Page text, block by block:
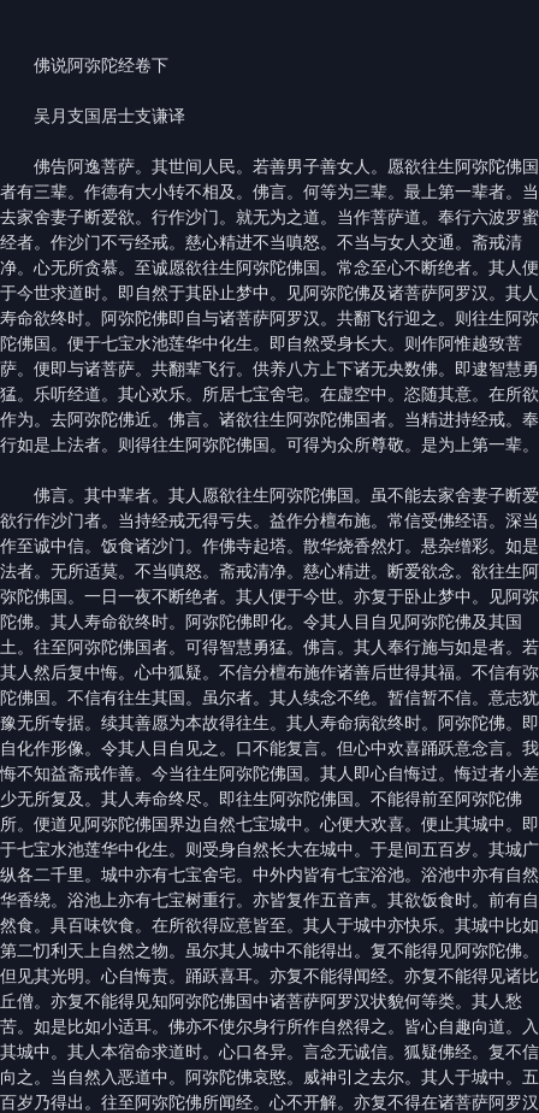
佛说阿弥陀经卷下
吴月支国居士支谦译
佛告阿逸菩萨。其世间人民。若善男子善女人。愿欲往生阿弥陀佛国
者有三辈。作德有大小转不相及。佛言。何等为三辈。最上第一辈者。当
去家舍妻子断爱欲。行作沙门。就无为之道。当作菩萨道。奉行六波罗蜜
经者。作沙门不亏经戒。慈心精进不当嗔怒。不当与女人交通。斋戒清
净。心无所贪慕。至诚愿欲往生阿弥陀佛国。常念至心不断绝者。其人便
于今世求道时。即自然于其卧止梦中。见阿弥陀佛及诸菩萨阿罗汉。其人
寿命欲终时。阿弥陀佛即自与诸菩萨阿罗汉。共翻飞行迎之。则往生阿弥
陀佛国。便于七宝水池莲华中化生。即自然受身长大。则作阿惟越致菩
萨。便即与诸菩萨。共翻辈飞行。供养八方上下诸无央数佛。即逮智慧勇
猛。乐听经道。其心欢乐。所居七宝舍宅。在虚空中。恣随其意。在所欲
作为。去阿弥陀佛近。佛言。诸欲往生阿弥陀佛国者。当精进持经戒。奉
行如是上法者。则得往生阿弥陀佛国。可得为众所尊敬。是为上第一辈。
佛言。其中辈者。其人愿欲往生阿弥陀佛国。虽不能去家舍妻子断爱
欲行作沙门者。当持经戒无得亏失。益作分檀布施。常信受佛经语。深当
作至诚中信。饭食诸沙门。作佛寺起塔。散华烧香然灯。悬杂缯彩。如是
法者。无所适莫。不当嗔怒。斋戒清净。慈心精进。断爱欲念。欲往生阿
弥陀佛国。一日一夜不断绝者。其人便于今世。亦复于卧止梦中。见阿弥
陀佛。其人寿命欲终时。阿弥陀佛即化。令其人目自见阿弥陀佛及其国
土。往至阿弥陀佛国者。可得智慧勇猛。佛言。其人奉行施与如是者。若
其人然后复中悔。心中狐疑。不信分檀布施作诸善后世得其福。不信有弥
陀佛国。不信有往生其国。虽尔者。其人续念不绝。暂信暂不信。意志犹
豫无所专据。续其善愿为本故得往生。其人寿命病欲终时。阿弥陀佛。即
自化作形像。令其人目自见之。口不能复言。但心中欢喜踊跃意念言。我
悔不知益斋戒作善。今当往生阿弥陀佛国。其人即心自悔过。悔过者小差
少无所复及。其人寿命终尽。即往生阿弥陀佛国。不能得前至阿弥陀佛
所。便道见阿弥陀佛国界边自然七宝城中。心便大欢喜。便止其城中。即
于七宝水池莲华中化生。则受身自然长大在城中。于是间五百岁。其城广
纵各二千里。城中亦有七宝舍宅。中外内皆有七宝浴池。浴池中亦有自然
华香绕。浴池上亦有七宝树重行。亦皆复作五音声。其欲饭食时。前有自
然食。具百味饮食。在所欲得应意皆至。其人于城中亦快乐。其城中比如
第二忉利天上自然之物。虽尔其人城中不能得出。复不能得见阿弥陀佛。
但见其光明。心自悔责。踊跃喜耳。亦复不能得闻经。亦复不能得见诸比
丘僧。亦复不能得见知阿弥陀佛国中诸菩萨阿罗汉状貌何等类。其人愁
苦。如是比如小适耳。佛亦不使尔身行所作自然得之。皆心自趣向道。入
其城中。其人本宿命求道时。心口各异。言念无诚信。狐疑佛经。复不信
向之。当自然入恶道中。阿弥陀佛哀愍。威神引之去尔。其人于城中。五
百岁乃得出。往至阿弥陀佛所闻经。心不开解。亦复不得在诸菩萨阿罗汉